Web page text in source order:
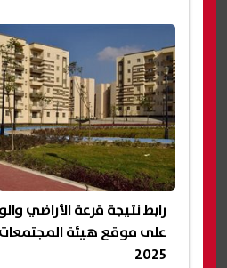
رابط نتيجة قرعة الأراضي
على موقع هيئة المجتمعات
2025